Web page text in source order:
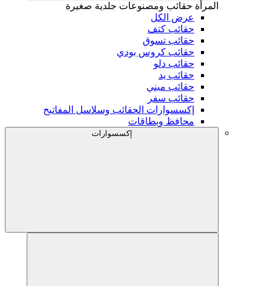
المرأة حقائب ومصنوعات جلدية صغيرة
عرض الكل
حقائب كتف
حقائب تسوق
حقائب كروس بودي
حقائب دلو
حقائب يد
حقائب ميني
حقائب سفر
إكسسوارات الحقائب وسلاسل المفاتيح
محافظ وبطاقات
إكسسوارات